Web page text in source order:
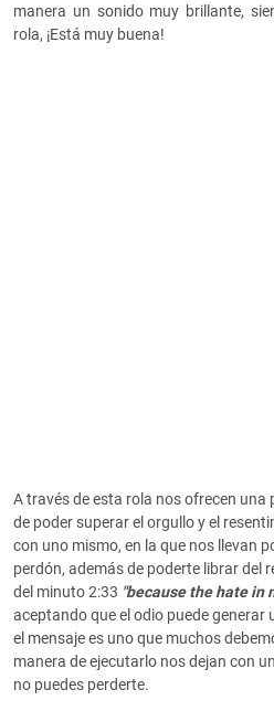
manera un sonido muy brillante,
rola, ¡Está muy buena!
A través de esta rola nos ofrecen
de poder superar el orgullo y el
con uno mismo, en la que nos llevan
perdón, además de poderte librar del
del minuto 2:33 "because the hate in
aceptando que el odio puede generar
el mensaje es uno que muchos
manera de ejecutarlo nos dejan con
no puedes perderte.